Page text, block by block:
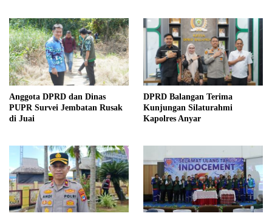
Anggota DPRD dan Dinas
PUPR Survei Jembatan Rusak
di Juai
DPRD Balangan Terima
Kunjungan Silaturahmi
Kapolres Anyar